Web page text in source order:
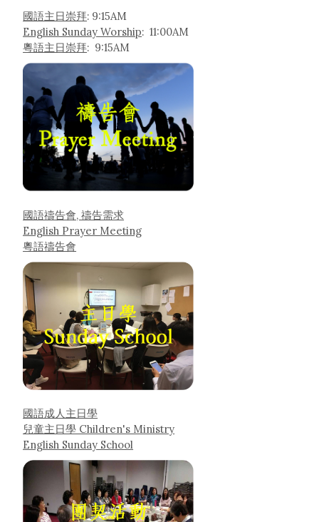
國語主日崇拜: 9:15AM
English Sunday Worship: 11:00AM
粵語主日崇拜: 9:15AM
國語禱告會, 禱告需求
English Prayer Meeting
粵語禱告會
國語成人主日學
兒童主日學 Children's Ministry
English Sunday School